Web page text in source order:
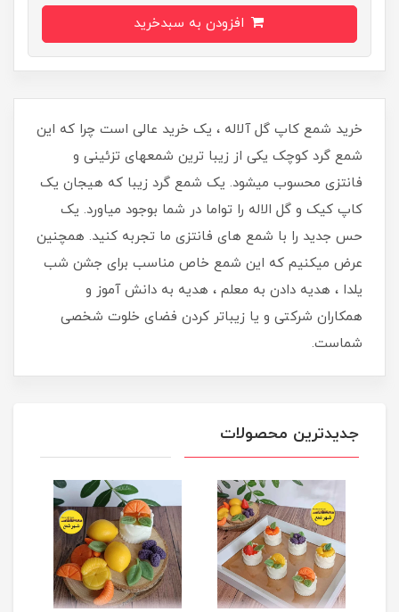
خرید شمع کاپ گل آلاله ، یک خرید عالی است چرا که این
شمع گرد کوچک یکی از زیبا ترین شمعهای تزئینی و
فانتزی محسوب میشود. یک شمع گرد زیبا که هیجان یک
کاپ کیک و گل الاله را تواما در شما بوجود میاورد. یک
حس جدید را با شمع های فانتزی ما تجربه کنید. همچنین
عرض میکنیم که این شمع خاص مناسب برای جشن شب
یلدا ، هدیه دادن به معلم ، هدیه به دانش آموز و
همکاران شرکتی و یا زیباتر کردن فضای خلوت شخصی
شماست.
جدیدترین محصولات